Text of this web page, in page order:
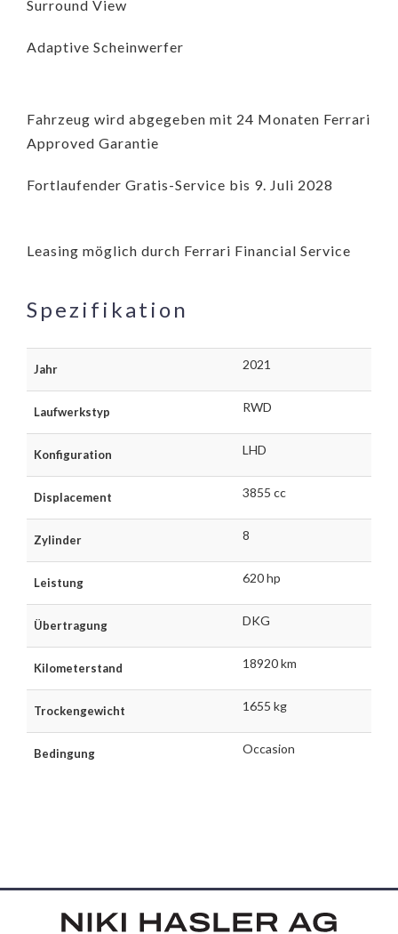
Surround View
Adaptive Scheinwerfer
Fahrzeug wird abgegeben mit 24 Monaten Ferrari
Approved Garantie
Fortlaufender Gratis-Service bis 9. Juli 2028
Leasing möglich durch Ferrari Financial Service
Spezifikation
Jahr 2021
Laufwerkstyp RWD
Konfiguration LHD
Displacement 3855 cc
Zylinder 8
Leistung 620 hp
Übertragung DKG
Kilometerstand 18920 km
Trockengewicht 1655 kg
Bedingung Occasion